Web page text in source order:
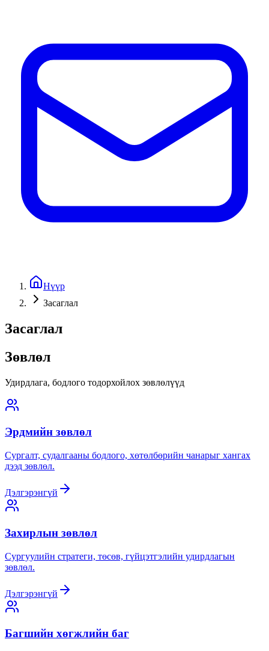
Нүүр
Засаглал
Засаглал
Зөвлөл
Удирдлага, бодлого тодорхойлох зөвлөлүүд
Эрдмийн зөвлөл
Сургалт, судалгааны бодлого, хөтөлбөрийн чанарыг хангах
дээд зөвлөл.
Дэлгэрэнгүй
Захирлын зөвлөл
Сургуулийн стратеги, төсөв, гүйцэтгэлийн удирдлагын
зөвлөл.
Дэлгэрэнгүй
Багшийн хөгжлийн баг